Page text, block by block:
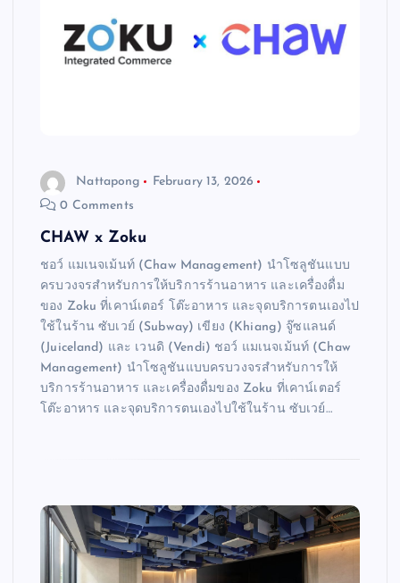
Nattapong
February 13, 2026
0 Comments
CHAW x Zoku
ชอว์ แมเนจเม้นท์ (Chaw Management) นำโซลูชันแบบ
ครบวงจรสำหรับการให้บริการร้านอาหาร และเครื่องดื่ม
ของ Zoku ที่เคาน์เตอร์ โต๊ะอาหาร และจุดบริการตนเองไป
ใช้ในร้าน ซับเวย์ (Subway) เขียง (Khiang) จู๊ซแลนด์
(Juiceland) และ เวนดิ (Vendi) ชอว์ แมเนจเม้นท์ (Chaw
Management) นำโซลูชันแบบครบวงจรสำหรับการให้
บริการร้านอาหาร และเครื่องดื่มของ Zoku ที่เคาน์เตอร์
โต๊ะอาหาร และจุดบริการตนเองไปใช้ในร้าน ซับเวย์…